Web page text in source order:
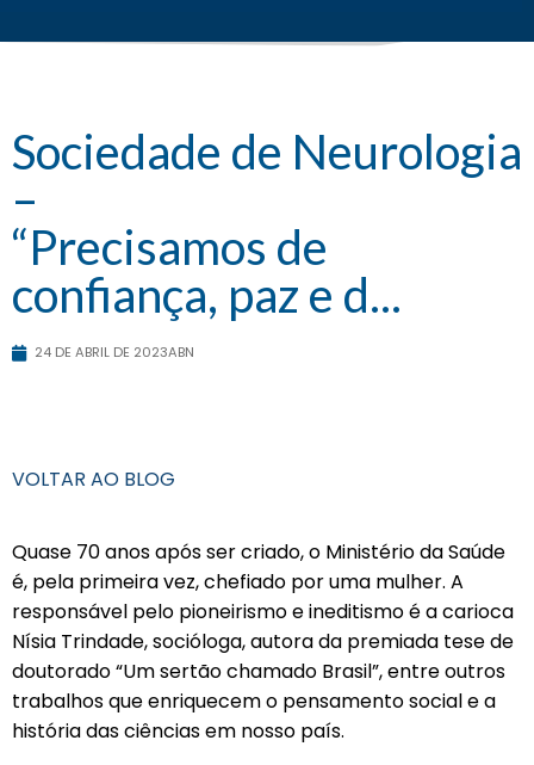
Sociedade de Neurologia
–
“Precisamos de
confiança, paz e d...
24 DE ABRIL DE 2023ABN
VOLTAR AO BLOG
Quase 70 anos após ser criado, o Ministério da Saúde
é, pela primeira vez, chefiado por uma mulher. A
responsável pelo pioneirismo e ineditismo é a carioca
Nísia Trindade, socióloga, autora da premiada tese de
doutorado “Um sertão chamado Brasil”, entre outros
trabalhos que enriquecem o pensamento social e a
história das ciências em nosso país.